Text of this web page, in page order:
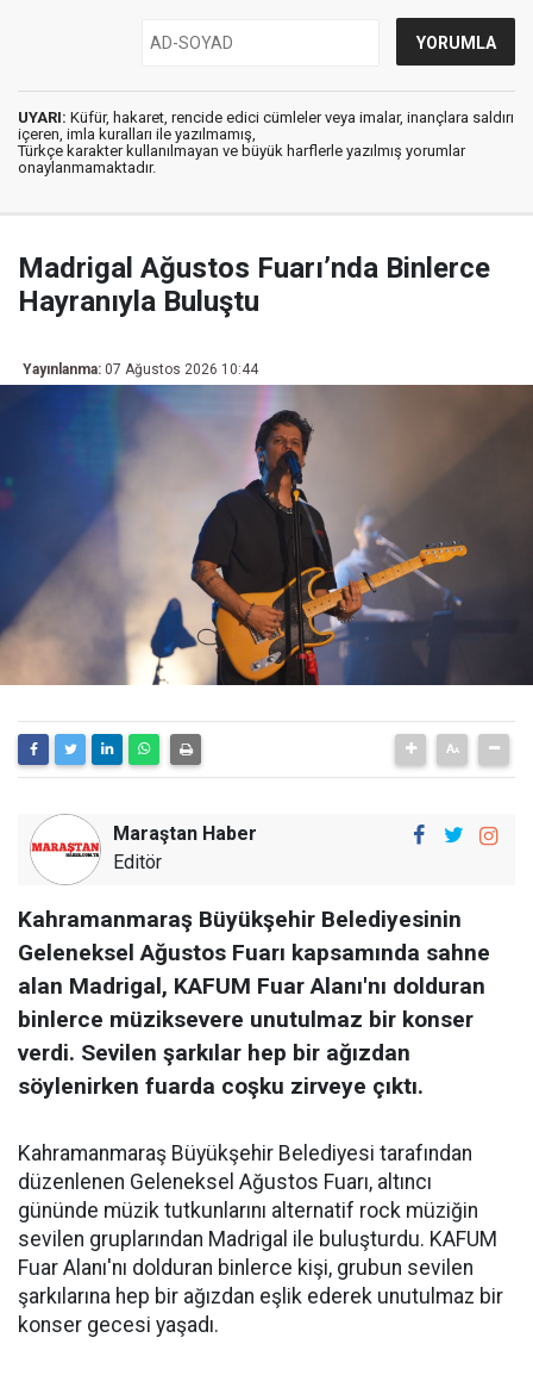
UYARI: Küfür, hakaret, rencide edici cümleler veya imalar, inançlara saldırı
içeren, imla kuralları ile yazılmamış,
Türkçe karakter kullanılmayan ve büyük harflerle yazılmış yorumlar
onaylanmamaktadır.
Madrigal Ağustos Fuarı’nda Binlerce
Hayranıyla Buluştu
Yayınlanma: 07 Ağustos 2026 10:44
Maraştan Haber
Editör
Kahramanmaraş Büyükşehir Belediyesinin
Geleneksel Ağustos Fuarı kapsamında sahne
alan Madrigal, KAFUM Fuar Alanı'nı dolduran
binlerce müziksevere unutulmaz bir konser
verdi. Sevilen şarkılar hep bir ağızdan
söylenirken fuarda coşku zirveye çıktı.
Kahramanmaraş Büyükşehir Belediyesi tarafından
düzenlenen Geleneksel Ağustos Fuarı, altıncı
gününde müzik tutkunlarını alternatif rock müziğin
sevilen gruplarından Madrigal ile buluşturdu. KAFUM
Fuar Alanı'nı dolduran binlerce kişi, grubun sevilen
şarkılarına hep bir ağızdan eşlik ederek unutulmaz bir
konser gecesi yaşadı.